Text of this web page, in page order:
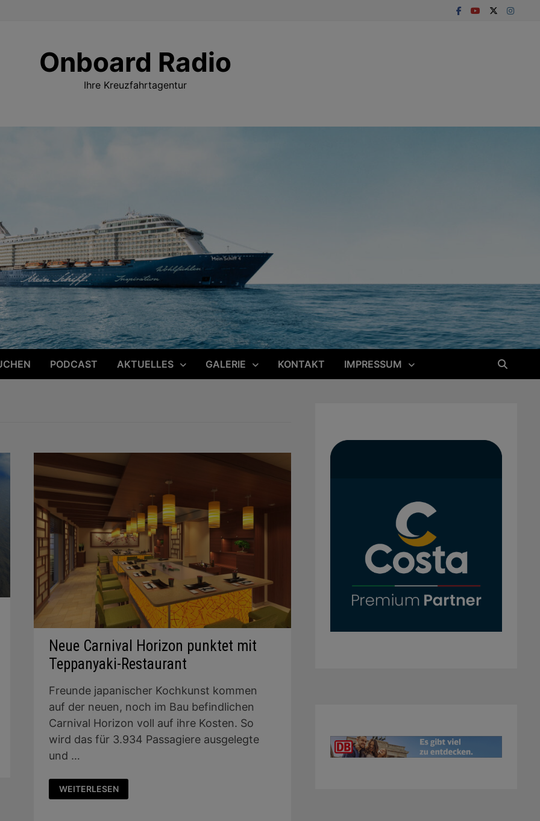
Onboard Radio
Ihre Kreuzfahrtagentur
PODCAST AKTUELLES GALERIE KONTAKT IMPRESSUM
Neue Carnival Horizon punktet mit
Teppanyaki-Restaurant
Freunde japanischer Kochkunst kommen
auf der neuen, noch im Bau befindlichen
Carnival Horizon voll auf ihre Kosten. So
wird das für 3.934 Passagiere ausgelegte
und …
NEUE
CARNIVAL
HORIZON
WEITERLESEN